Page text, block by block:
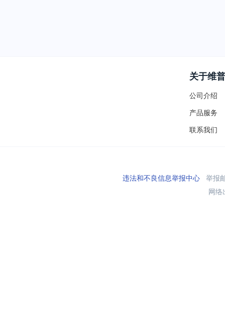
关于维普
公司介绍
产品服务
联系我们
违法和不良信息举报中心举报
网